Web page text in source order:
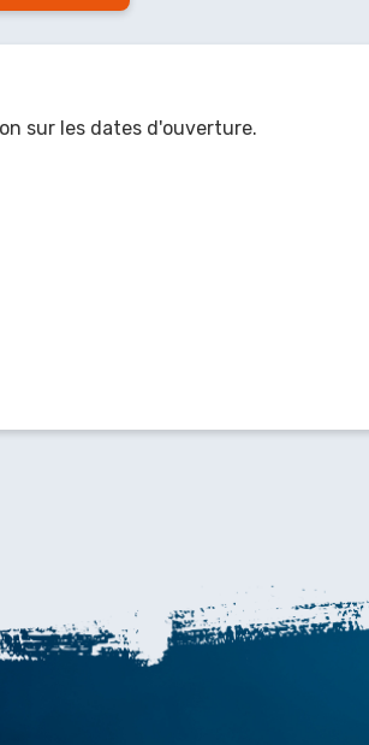
sur les dates d'ouverture.